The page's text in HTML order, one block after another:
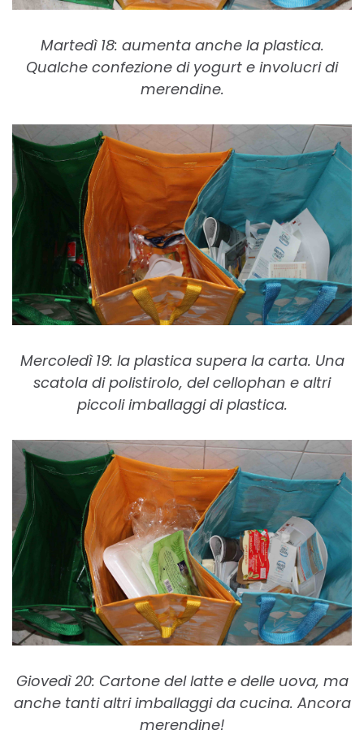
Martedì 18: aumenta anche la plastica.
Qualche confezione di yogurt e involucri di
merendine.
Mercoledì 19: la plastica supera la carta. Una
scatola di polistirolo, del cellophan e altri
piccoli imballaggi di plastica.
Giovedì 20: Cartone del latte e delle uova, ma
anche tanti altri imballaggi da cucina. Ancora
merendine!